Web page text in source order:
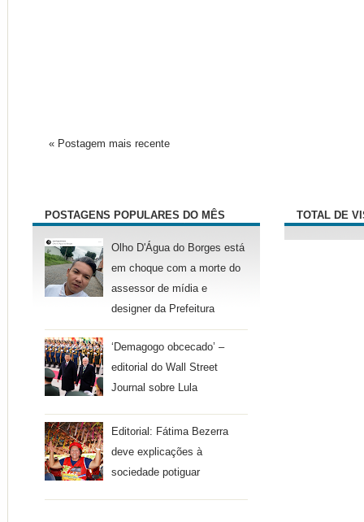
« Postagem mais recente
POSTAGENS POPULARES DO MÊS
Olho D'Água do Borges está
em choque com a morte do
assessor de mídia e
designer da Prefeitura
‘Demagogo obcecado’ –
editorial do Wall Street
Journal sobre Lula
Editorial: Fátima Bezerra
deve explicações à
sociedade potiguar
TOTAL DE